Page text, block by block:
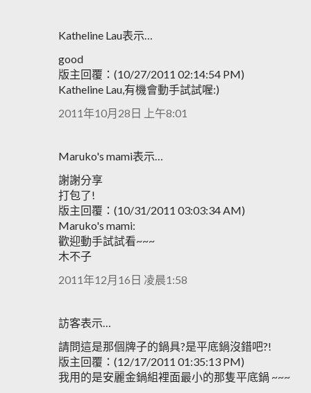
Katheline Lau表示…
good
版主回覆：(10/27/2011 02:14:54 PM)
Katheline Lau,有機會動手試試喔:)
2011年10月28日 上午8:01
Maruko's mami表示…
謝謝分享
打包了!
版主回覆：(10/31/2011 03:03:34 AM)
Maruko's mami:
歡迎動手試試看~~~
木不子
2011年12月16日 凌晨1:58
訪客表示…
請問這是那個牌子的鍋具?是平底鍋沒錯吧?!
版主回覆：(12/17/2011 01:35:13 PM)
我用的是安麗金鍋組裡面最小的那隻平底鍋 ~~~